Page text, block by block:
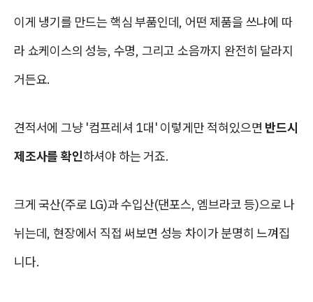
이게 냉기를 만드는 핵심 부품인데, 어떤 제품을 쓰냐에 따
라 쇼케이스의 성능, 수명, 그리고 소음까지 완전히 달라지
거든요.
견적서에 그냥 '컴프레셔 1대' 이렇게만 적혀있으면 반드시
제조사를 확인하셔야 하는 거죠.
크게 국산(주로 LG)과 수입산(댄포스, 엠브라코 등)으로 나
뉘는데, 현장에서 직접 써보면 성능 차이가 분명히 느껴집
니다.